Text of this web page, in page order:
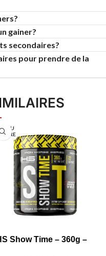
gainer?
secondaires?
pour prendre de la
RU
Show Time – 360g –